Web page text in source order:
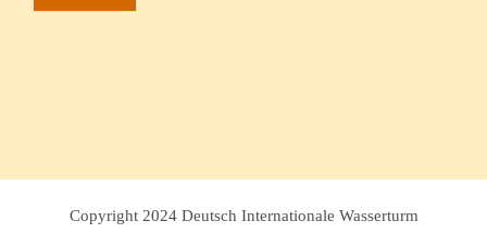
Copyright 2024 Deutsch Internationale Wasserturm